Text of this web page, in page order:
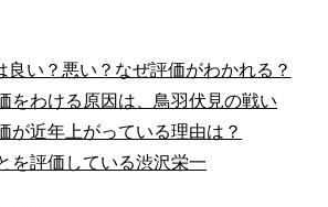
良い？悪い？なぜ評価がわかれる？
をわける原因は、鳥羽伏見の戦い
が近年上がっている理由は？
を評価している渋沢栄一